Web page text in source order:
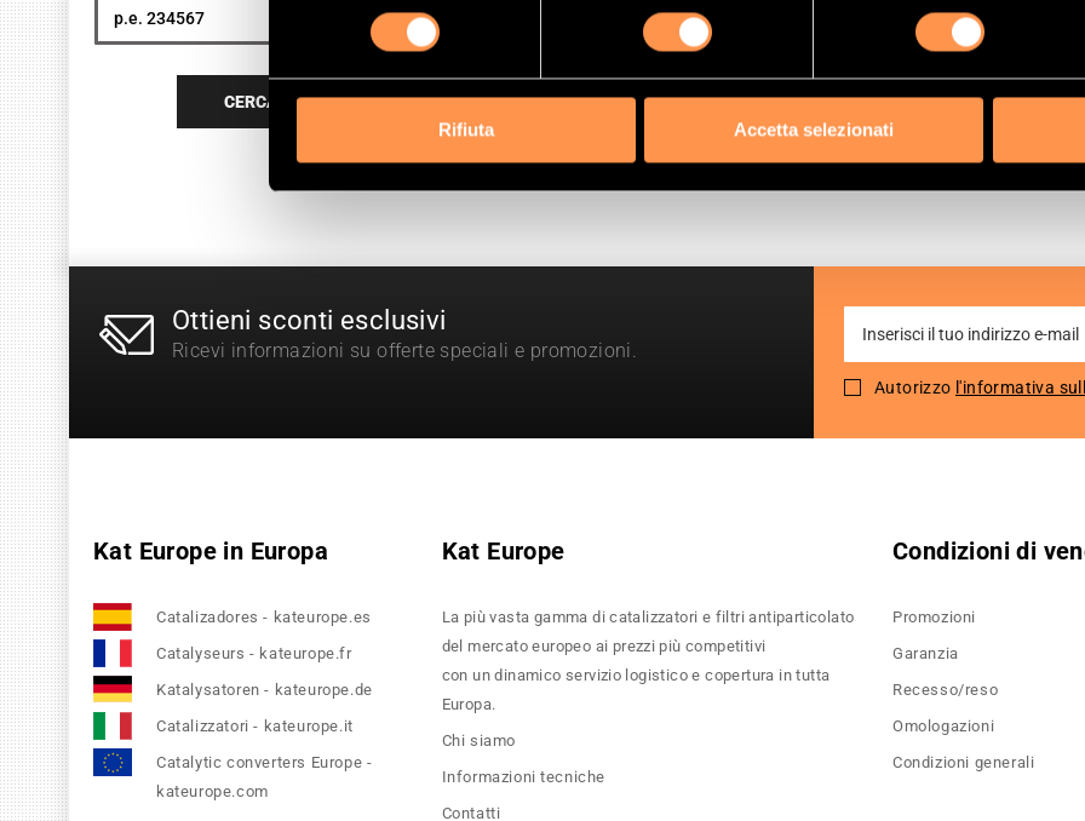
Rifiuta Accetta selezionati
Cerca
CERCA
Ottieni sconti esclusivi
Ricevi informazioni su offerte speciali e promozioni.
for
Newsletter:
Autorizzo l'informativa
Kat Europe in Europa
Catalizadores - kateurope.es
Catalyseurs - kateurope.fr
Katalysatoren - kateurope.de
Catalizzatori - kateurope.it
Catalytic converters Europe -
kateurope.com
Kat Europe
La più vasta gamma di catalizzatori e filtri antiparticolato
del mercato europeo ai prezzi più competitivi
con un dinamico servizio logistico e copertura in tutta
Europa.
Chi siamo
Informazioni tecniche
Contatti
Condizioni di
Promozioni
Garanzia
Recesso/reso
Omologazioni
Condizioni generali